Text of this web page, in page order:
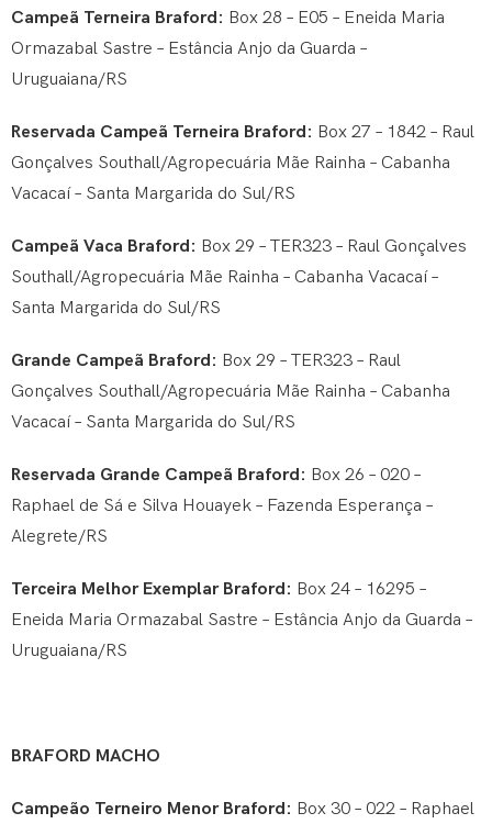
Campeã Terneira Braford: Box 28 – E05 – Eneida Maria
Ormazabal Sastre – Estância Anjo da Guarda –
Uruguaiana/RS
Reservada Campeã Terneira Braford: Box 27 – 1842 – Raul
Gonçalves Southall/Agropecuária Mãe Rainha – Cabanha
Vacacaí – Santa Margarida do Sul/RS
Campeã Vaca Braford: Box 29 – TER323 – Raul Gonçalves
Southall/Agropecuária Mãe Rainha – Cabanha Vacacaí –
Santa Margarida do Sul/RS
Grande Campeã Braford: Box 29 – TER323 – Raul
Gonçalves Southall/Agropecuária Mãe Rainha – Cabanha
Vacacaí – Santa Margarida do Sul/RS
Reservada Grande Campeã Braford: Box 26 – 020 –
Raphael de Sá e Silva Houayek – Fazenda Esperança –
Alegrete/RS
Terceira Melhor Exemplar Braford: Box 24 – 16295 –
Eneida Maria Ormazabal Sastre – Estância Anjo da Guarda –
Uruguaiana/RS
BRAFORD MACHO
Campeão Terneiro Menor Braford: Box 30 – 022 – Raphael